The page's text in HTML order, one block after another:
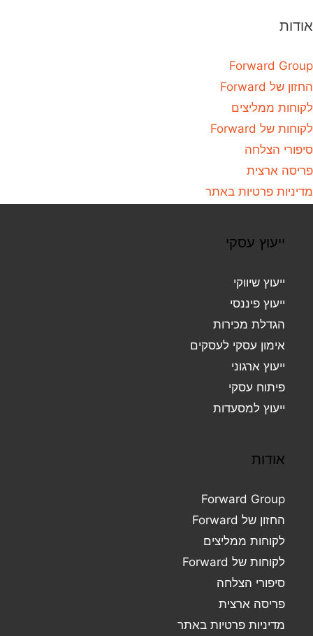
אודות
Forward Group
החזון של Forward
לקוחות ממליצים
לקוחות של Forward
סיפורי הצלחה
פריסה ארצית
מדיניות פרטיות באתר
ייעוץ עסקי
ייעוץ שיווקי
ייעוץ פיננסי
הגדלת מכירות
אימון עסקי לעסקים
ייעוץ ארגוני
פיתוח עסקי
ייעוץ למסעדות
אודות
Forward Group
החזון של Forward
לקוחות ממליצים
לקוחות של Forward
סיפורי הצלחה
פריסה ארצית
מדיניות פרטיות באתר